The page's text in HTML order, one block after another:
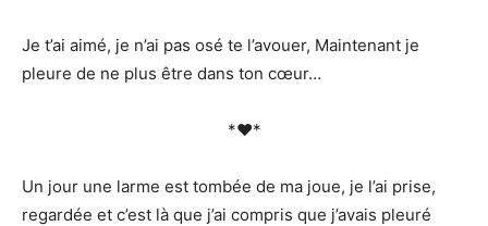
Je t’ai aimé, je n’ai pas osé te l’avouer, Maintenant je
pleure de ne plus être dans ton cœur…
*♥*
Un jour une larme est tombée de ma joue, je l’ai prise,
regardée et c’est là que j’ai compris que j’avais pleuré